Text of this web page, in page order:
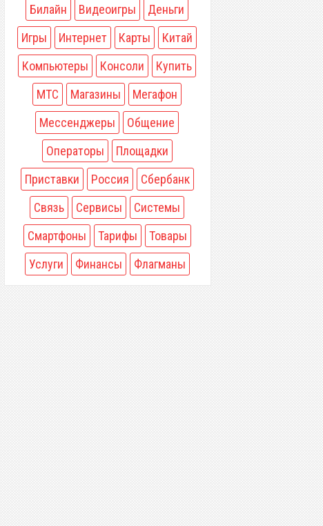
Билайн
Видеоигры
Деньги
Игры
Интернет Карты
Китай
Компьютеры
Консоли
Купить
МТС
Магазины
Мегафон
Мессенджеры
Общение
Операторы
Площадки
Приставки
Россия
Сбербанк
Связь
Сервисы
Системы
Смартфоны
Тарифы
Товары
Услуги
Финансы Флагманы